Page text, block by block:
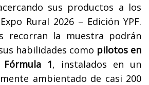
sus productos a los
Rural 2026 – Edición YPF.
recorran la muestra podrán
habilidades como pilotos en
1, instalados en un
ambientado de casi 200